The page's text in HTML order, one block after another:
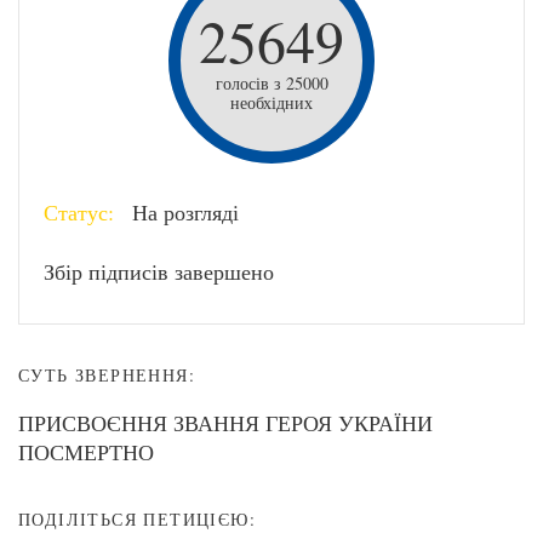
25649
голосів з 25000
необхідних
Статус: На розгляді
Збір підписів завершено
СУТЬ ЗВЕРНЕННЯ:
ПРИСВОЄННЯ ЗВАННЯ ГЕРОЯ УКРАЇНИ
ПОСМЕРТНО
ПОДІЛІТЬСЯ ПЕТИЦІЄЮ: